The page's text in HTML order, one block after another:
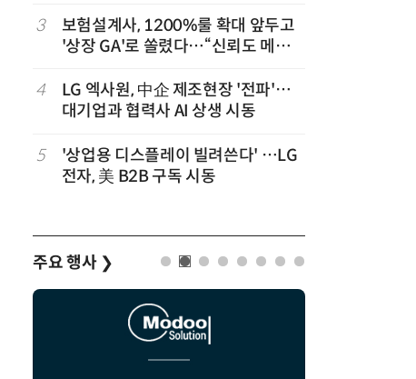
3
보험설계사, 1200%룰 확대 앞두고
'상장 GA'로 쏠렸다…“신뢰도 메리
4
LG 엑사원, 中企 제조현장 '전파'…
대기업과 협력사 AI 상생 시동
5
'상업용 디스플레이 빌려쓴다' …LG
전자, 美 B2B 구독 시동
주요 행사 ❯